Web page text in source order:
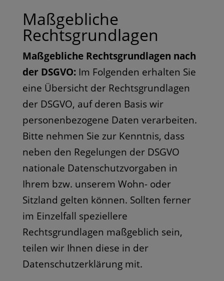
Maßgebliche
Rechtsgrundlagen
Maßgebliche Rechtsgrundlagen nach
der DSGVO:Im Folgenden erhalten Sie
eine Übersicht der Rechtsgrundlagen
der DSGVO, auf deren Basis wir
personenbezogene Daten verarbeiten.
Bitte nehmen Sie zur Kenntnis, dass
neben den Regelungen der DSGVO
nationale Datenschutzvorgaben in
Ihrem bzw. unserem Wohn- oder
Sitzland gelten können. Sollten ferner
im Einzelfall speziellere
Rechtsgrundlagen maßgeblich sein,
teilen wir Ihnen diese in der
Datenschutzerklärung mit.